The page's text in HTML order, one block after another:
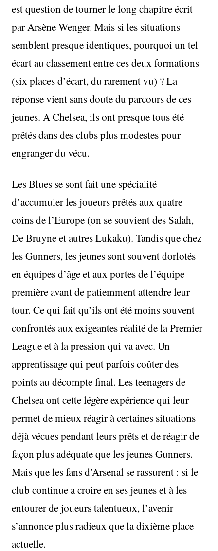
est question de tourner le long chapitre écrit
par Arsène Wenger. Mais si les situations
semblent presque identiques, pourquoi un tel
écart au classement entre ces deux formations
(six places d’écart, du rarement vu) ? La
réponse vient sans doute du parcours de ces
jeunes. A Chelsea, ils ont presque tous été
prêtés dans des clubs plus modestes pour
engranger du vécu.
Les Blues se sont fait une spécialité
d’accumuler les joueurs prêtés aux quatre
coins de l’Europe (on se souvient des Salah,
De Bruyne et autres Lukaku). Tandis que chez
les Gunners, les jeunes sont souvent dorlotés
en équipes d’âge et aux portes de l’équipe
première avant de patiemment attendre leur
tour. Ce qui fait qu’ils ont été moins souvent
confrontés aux exigeantes réalité de la Premier
League et à la pression qui va avec. Un
apprentissage qui peut parfois coûter des
points au décompte final. Les teenagers de
Chelsea ont cette légère expérience qui leur
permet de mieux réagir à certaines situations
déjà vécues pendant leurs prêts et de réagir de
façon plus adéquate que les jeunes Gunners.
Mais que les fans d’Arsenal se rassurent : si le
club continue a croire en ses jeunes et à les
entourer de joueurs talentueux, l’avenir
s’annonce plus radieux que la dixième place
actuelle.